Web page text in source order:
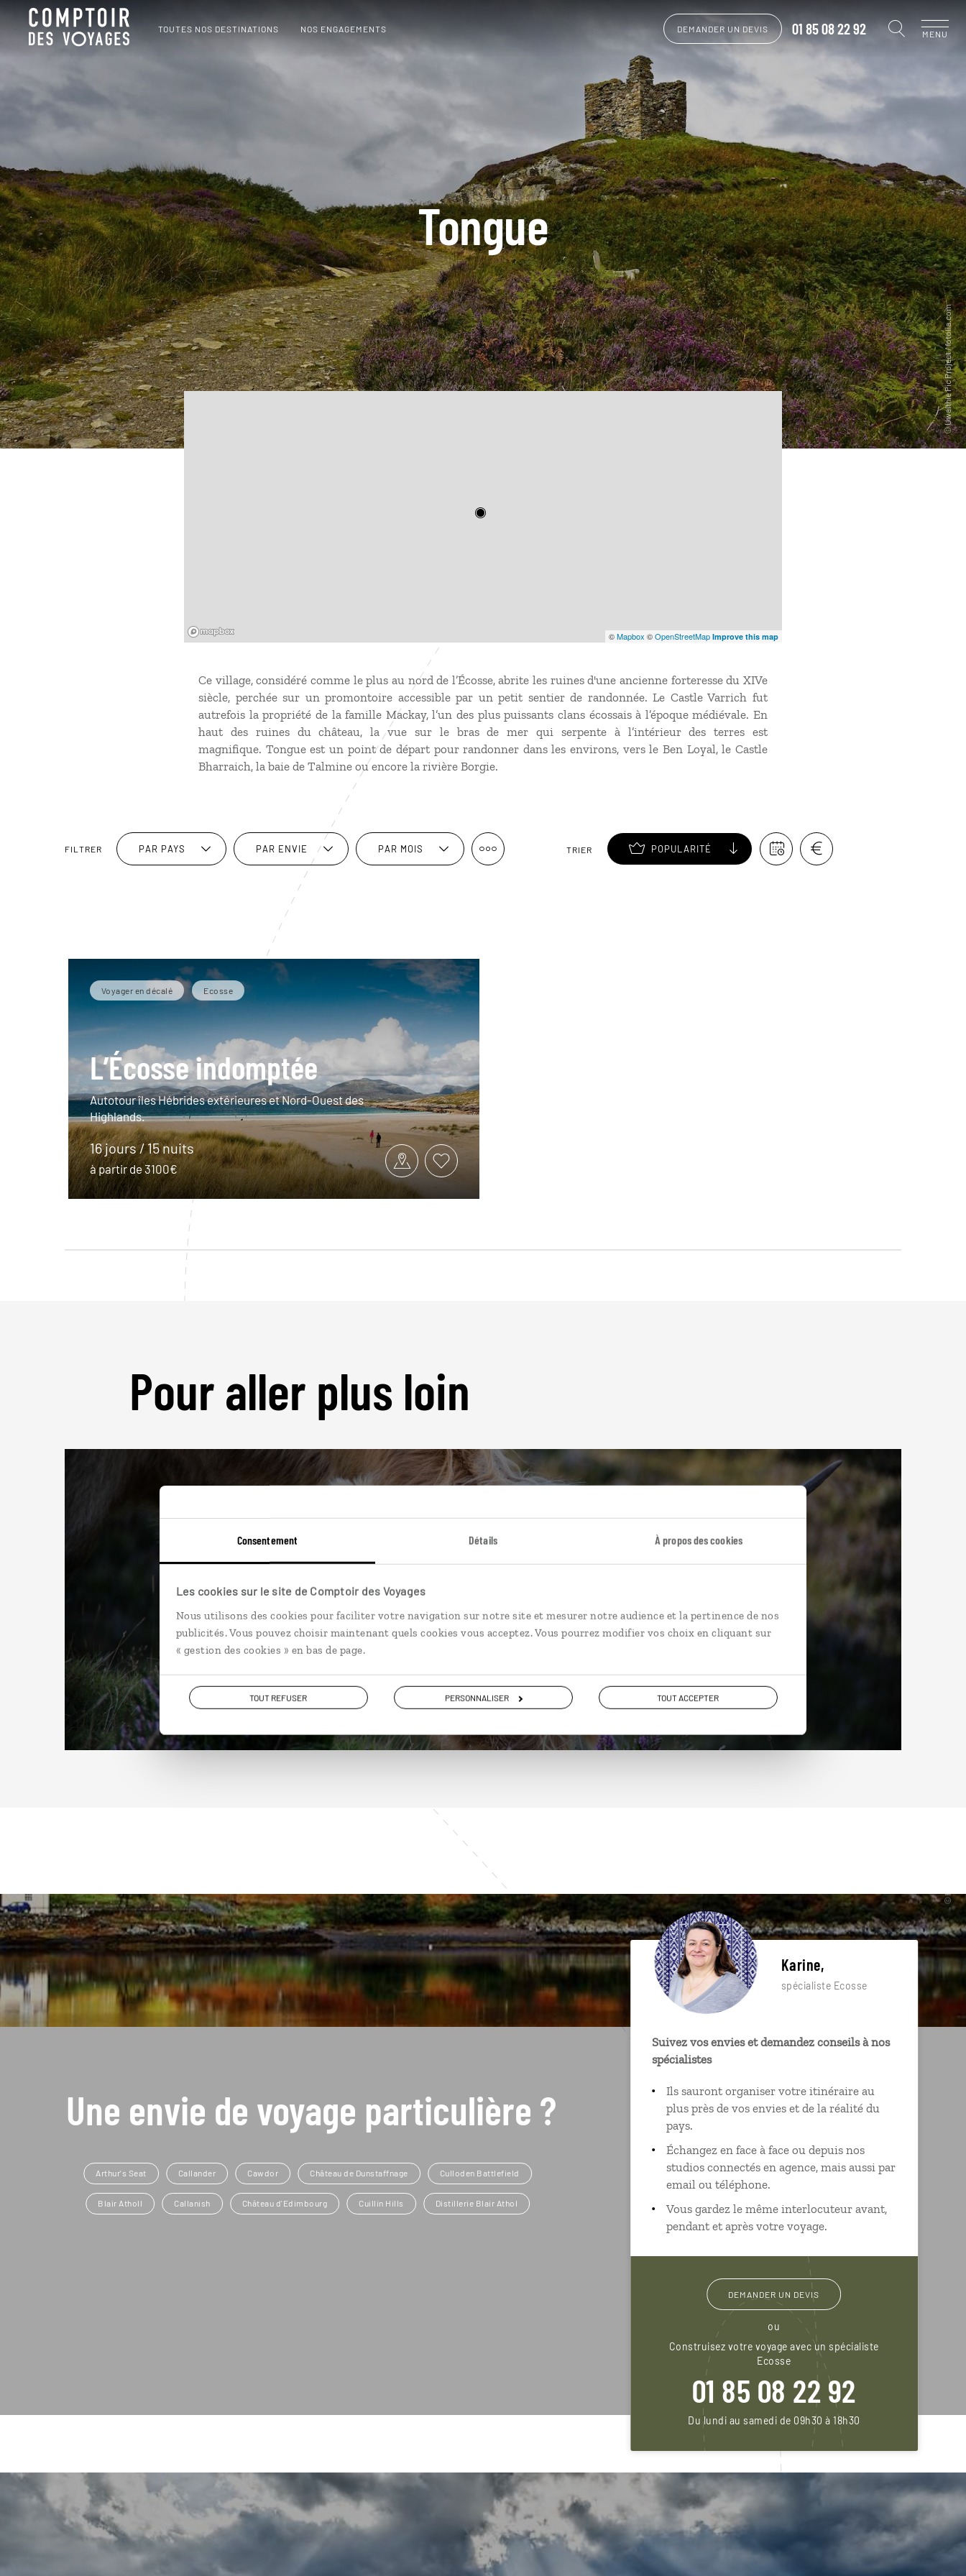
Consentement Détails À propos des cookies
Les cookies sur le site de Comptoir des Voyages
Nous utilisons des cookies pour faciliter votre navigation sur notre site et mesurer notre audience et la pertinence de nos
publicités. Vous pouvez choisir maintenant quels cookies vous acceptez. Vous pourrez modifier vos choix en cliquant sur
« gestion des cookies » en bas de page.
TOUT REFUSER PERSONNALISER TOUT ACCEPTER
TOUTES NOS DESTINATIONS NOS ENGAGEMENTS DEMANDER UN DEVIS 01 85 08 22 92 MENU
Tongue
©Mapbox ©OpenStreetMap Improve this map
Ce village, considéré comme le plus au nord de l’Écosse, abrite les ruines d'une ancienne forteresse du XIVe
siècle, perchée sur un promontoire accessible par un petit sentier de randonnée. Le Castle Varrich fut
autrefois la propriété de la famille Mackay, l’un des plus puissants clans écossais à l’époque médiévale. En
haut des ruines du château, la vue sur le bras de mer qui serpente à l’intérieur des terres est
magnifique. Tongue est un point de départ pour randonner dans les environs, vers le Ben Loyal, le Castle
Bharraich, la baie de Talmine ou encore la rivière Borgie.
FILTRER PAR PAYS PAR ENVIE PAR MOIS TRIER POPULARITÉ
Voyager en décalé Ecosse
L’Écosse indomptée
Autotour îles Hébrides extérieures et Nord-Ouest des
Highlands.
16 jours / 15 nuits
à partir de 3100€
Pour aller plus loin
Nos 14 idées de voyage
Ecosse
Une envie de voyage particulière ?
Arthur's Seat Callander Cawdor Château de Dunstaffnage Culloden Battlefield
Blair Atholl Callanish Château d'Edimbourg Cuillin Hills Distillerie Blair Athol
Karine,
spécialiste Ecosse
Suivez vos envies et demandez conseils à nos
spécialistes
Ils sauront organiser votre itinéraire au
plus près de vos envies et de la réalité du
pays.
Échangez en face à face ou depuis nos
studios connectés en agence, mais aussi par
email ou téléphone.
Vous gardez le même interlocuteur avant,
pendant et après votre voyage.
DEMANDER UN DEVIS
ou
Construisez votre voyage avec un spécialiste
Ecosse
01 85 08 22 92
Du lundi au samedi de 09h30 à 18h30